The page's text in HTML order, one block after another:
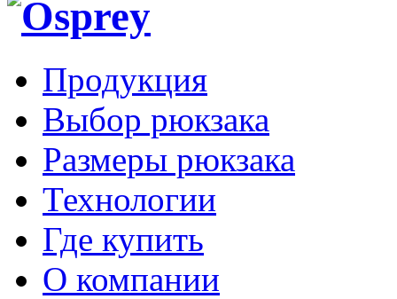
Продукция
Выбор рюкзака
Размеры рюкзака
Технологии
Где купить
О компании